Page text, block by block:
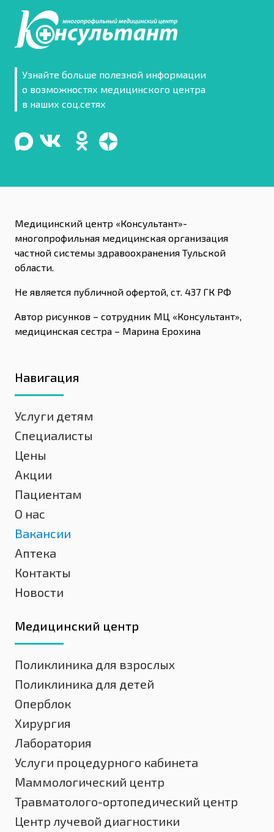
Узнайте больше полезной информации
о возможностях медицинского центра
в наших соц.сетях
Медицинский центр «Консультант»-
многопрофильная медицинская организация
частной системы здравоохранения Тульской
области.
Не является публичной офертой, ст. 437 ГК РФ
Автор рисунков – сотрудник МЦ «Консультант»,
медицинская сестра – Марина Ерохина
Навигация
Услуги детям
Специалисты
Цены
Акции
Пациентам
О нас
Вакансии
Аптека
Контакты
Новости
Медицинский центр
Поликлиника для взрослых
Поликлиника для детей
Оперблок
Хирургия
Лаборатория
Услуги процедурного кабинета
Маммологический центр
Травматолого-ортопедический центр
Центр лучевой диагностики